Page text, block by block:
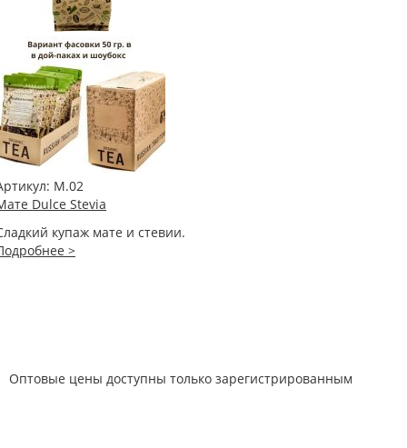
М.02
Dulce Stevia
купаж мате и стевии.
>
Оптовые цены доступны только зарегистрированным